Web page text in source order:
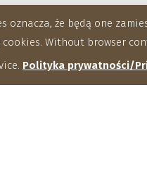
że będą one
Without browser
Polityka prywatności/